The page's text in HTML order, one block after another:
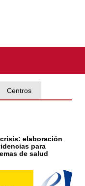
Centros
elaboración
para
de salud